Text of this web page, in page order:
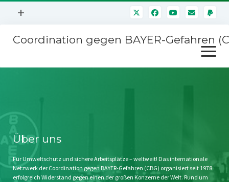
Menü
+
Mitmachen
Kontakt
Impressum
Störfälle
Coordination gegen BAYER-Gefahren
Menü
öffnen
Stichwort BAYER
Jahrestagung
SPENDEN
Über uns
Für Umweltschutz und sichere Arbeitsplätze – weltweit! Das internationale
Netzwerk der Coordination gegen BAYER-Gefahren (CBG) organisiert seit 1978
erfolgreich Widerstand gegen einen der großen Konzerne der Welt. Rund um